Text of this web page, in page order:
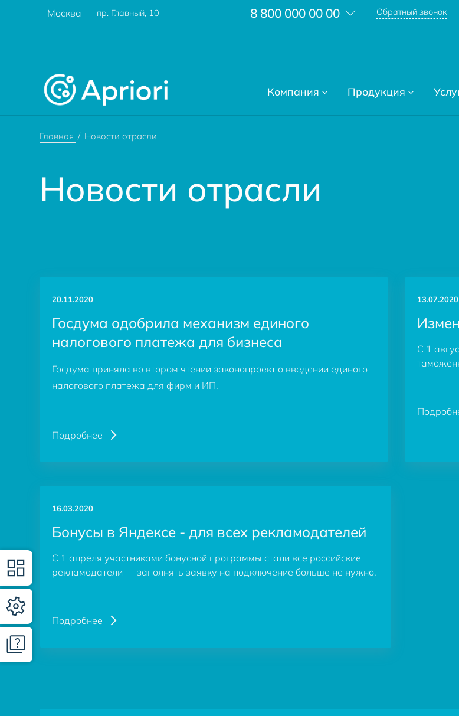
Москва пр. Главный, 10 8 800 000 00 00 Обратный звонок
Компания Продукция
Главная Новости отрасли
Новости отрасли
20.11.2020
Госдума одобрила механизм единого
налогового платежа для бизнеса
Госдума приняла во втором чтении законопроект о введении единого
налогового платежа для фирм и ИП.
Подробнее
13.07.2020
С 1
16.03.2020
Бонусы в Яндексе - для всех рекламодателей
С 1 апреля участниками бонусной программы стали все российские
рекламодатели — заполнять заявку на подключение больше не нужно.
Подробнее